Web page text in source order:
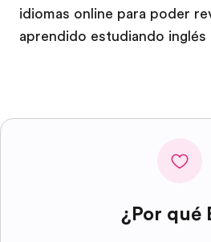
idiomas online para poder
aprendido estudiando inglés
¿Por qué